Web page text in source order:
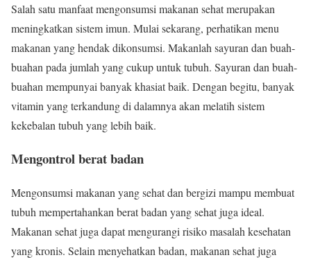
Salah satu manfaat mengonsumsi makanan sehat merupakan
meningkatkan sistem imun. Mulai sekarang, perhatikan menu
makanan yang hendak dikonsumsi. Makanlah sayuran dan buah-
buahan pada jumlah yang cukup untuk tubuh. Sayuran dan buah-
buahan mempunyai banyak khasiat baik. Dengan begitu, banyak
vitamin yang terkandung di dalamnya akan melatih sistem
kekebalan tubuh yang lebih baik.
Mengontrol berat badan
Mengonsumsi makanan yang sehat dan bergizi mampu membuat
tubuh mempertahankan berat badan yang sehat juga ideal.
Makanan sehat juga dapat mengurangi risiko masalah kesehatan
yang kronis. Selain menyehatkan badan, makanan sehat juga